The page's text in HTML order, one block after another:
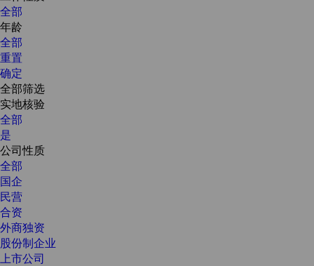
全部
年龄
全部
重置
确定
全部筛选
实地核验
全部
是
公司性质
全部
国企
民营
合资
外商独资
股份制企业
上市公司